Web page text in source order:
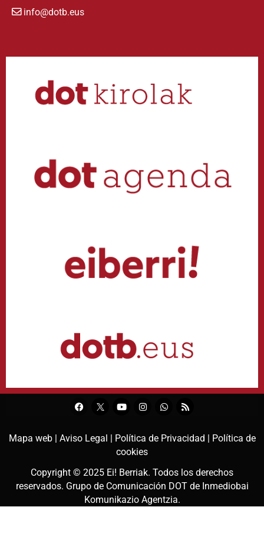
info@dotb.eus
Mapa web | Aviso Legal | Política de Privacidad |
Política de
cookies
Copyright © 2025 Ei! Berriak. Todos los derechos
reservados. Grupo de Comunicación DOT de Inmediobai
Komunikazio Agentzia.